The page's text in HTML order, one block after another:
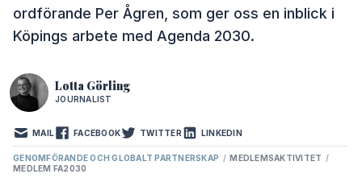
ordförande Per Ågren, som ger oss en inblick i
Köpings arbete med Agenda 2030.
Lotta Görling
JOURNALIST
MAIL FACEBOOK TWITTER LINKEDIN
GENOMFÖRANDE OCH GLOBALT PARTNERSKAP / MEDLEMSAKTIVITET /
MEDLEM FA2030